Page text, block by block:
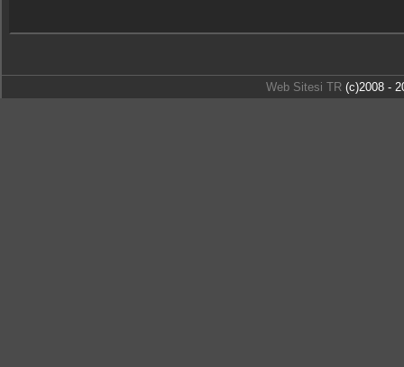
Web Sitesi TR(c)2008 -